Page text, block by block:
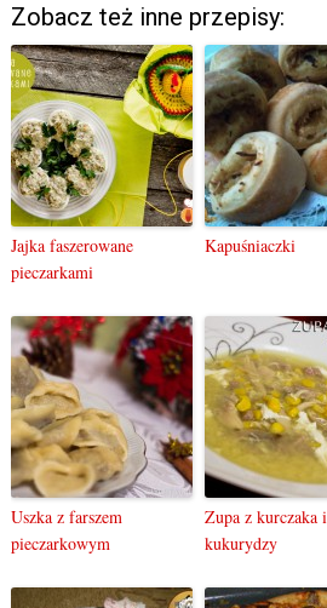
Zobacz też inne przepisy:
Jajka faszerowane
pieczarkami
Kapuśniaczki
Uszka z farszem
pieczarkowym
Zupa z kurczaka i
kukurydzy